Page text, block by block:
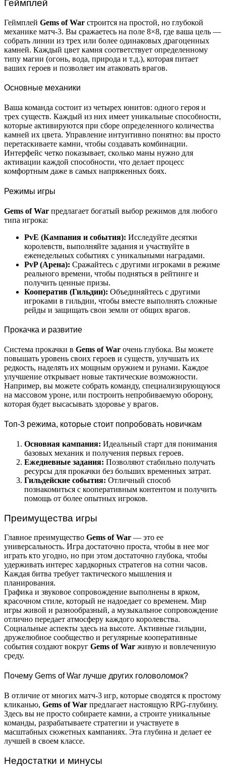
Геймплей
Геймплей Gems of War строится на простой, но глубокой
механике матч-3. Вы сражаетесь на поле 8×8, где ваша цель —
собрать линии из трех или более одинаковых драгоценных
камней. Каждый цвет камня соответствует определенному
типу магии (огонь, вода, природа и т.д.), которая питает
ваших героев и позволяет им атаковать врагов.
Основные механики
Ваша команда состоит из четырех юнитов: одного героя и
трех существ. Каждый из них имеет уникальные способности,
которые активируются при сборе определенного количества
камней их цвета. Управление интуитивно понятно: вы просто
перетаскиваете камни, чтобы создавать комбинации.
Интерфейс четко показывает, сколько маны нужно для
активации каждой способности, что делает процесс
комфортным даже в самых напряженных боях.
Режимы игры
Gems of War предлагает богатый выбор режимов для любого
типа игрока:
PvE (Кампания и события): Исследуйте десятки
королевств, выполняйте задания и участвуйте в
еженедельных событиях с уникальными наградами.
PvP (Арена): Сражайтесь с другими игроками в режиме
реального времени, чтобы подняться в рейтинге и
получить ценные призы.
Кооператив (Гильдии): Объединяйтесь с другими
игроками в гильдии, чтобы вместе выполнять сложные
рейды и защищать свои земли от общих врагов.
Прокачка и развитие
Система прокачки в Gems of War очень глубока. Вы можете
повышать уровень своих героев и существ, улучшать их
редкость, наделять их мощным оружием и рунами. Каждое
улучшение открывает новые тактические возможности.
Например, вы можете собрать команду, специализирующуюся
на массовом уроне, или построить непробиваемую оборону,
которая будет высасывать здоровье у врагов.
Топ-3 режима, которые стоит попробовать новичкам
Основная кампания: Идеальный старт для понимания
базовых механик и получения первых героев.
Ежедневные задания: Позволяют стабильно получать
ресурсы для прокачки без больших временных затрат.
Гильдейские события: Отличный способ
познакомиться с кооперативным контентом и получить
помощь от более опытных игроков.
Преимущества игры
Главное преимущество Gems of War — это ее
универсальность. Игра достаточно проста, чтобы в нее мог
играть кто угодно, но при этом достаточно глубока, чтобы
удерживать интерес хардкорных стратегов на сотни часов.
Каждая битва требует тактического мышления и
планирования.
Графика и звуковое сопровождение выполнены в ярком,
красочном стиле, который не надоедает со временем. Мир
игры живой и разнообразный, а музыкальное сопровождение
отлично передает атмосферу каждого королевства.
Социальные аспекты здесь на высоте. Активные гильдии,
дружелюбное сообщество и регулярные кооперативные
события создают вокруг Gems of War живую и вовлеченную
среду.
Почему Gems of War лучше других головоломок?
В отличие от многих матч-3 игр, которые сводятся к простому
кликанью, Gems of War предлагает настоящую RPG-глубину.
Здесь вы не просто собираете камни, а строите уникальные
команды, разрабатываете стратегии и участвуете в
масштабных сюжетных кампаниях. Эта глубина и делает ее
лучшей в своем классе.
Недостатки и минусы